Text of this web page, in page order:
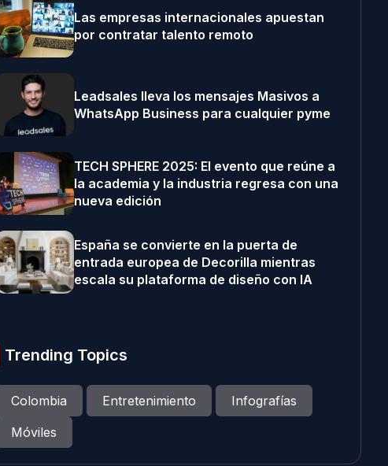
Las empresas internacionales apuestan
por contratar talento remoto
Leadsales lleva los mensajes Masivos a
WhatsApp Business para cualquier pyme
TECH SPHERE 2025: El evento que reúne a
la academia y la industria regresa con una
nueva edición
España se convierte en la puerta de
entrada europea de Decorilla mientras
escala su plataforma de diseño con IA
Trending Topics
Colombia Entretenimiento
Infografías
Móviles